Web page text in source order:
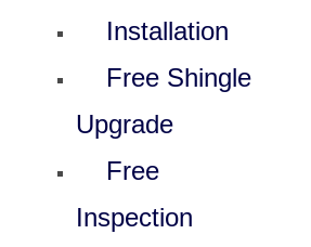
Installation
Free Shingle
Upgrade
Free
Inspection